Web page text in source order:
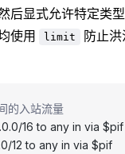
后显式允许特定类
使用
limit
防止洪
的入站流量
16 to any in via
12 to any in via